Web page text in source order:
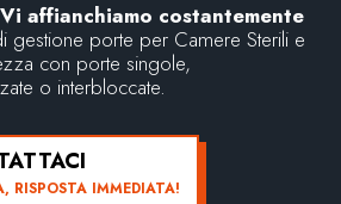
affianchiamo costantemente
gestione porte per Camere Sterili e
con porte singole,
o interbloccate.
RISPOSTA IMMEDIATA!